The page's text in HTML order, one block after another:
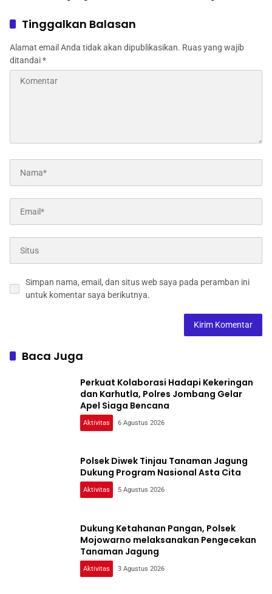
Polres Jombang
Tinggalkan Balasan
Alamat email Anda tidak akan dipublikasikan. Ruas yang wajib
ditandai*
Simpan nama, email, dan situs web saya pada peramban ini
untuk komentar saya berikutnya.
Baca Juga
Perkuat Kolaborasi Hadapi Kekeringan
dan Karhutla, Polres Jombang Gelar
Apel Siaga Bencana
Aktivitas 6 Agustus 2026
Polsek Diwek Tinjau Tanaman Jagung
Dukung Program Nasional Asta Cita
Aktivitas 5 Agustus 2026
Dukung Ketahanan Pangan, Polsek
Mojowarno melaksanakan Pengecekan
Tanaman Jagung
Aktivitas 3 Agustus 2026